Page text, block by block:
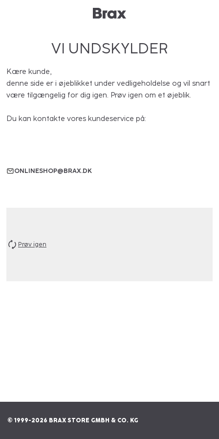
VI UNDSKYLDER
Kære kunde,
denne side er i øjeblikket under vedligeholdelse og vil snart
være tilgængelig for dig igen. Prøv igen om et øjeblik.
Du kan kontakte vores kundeservice på:
ONLINESHOP@BRAX.DK
Prøv igen
© 1999-2026 BRAX STORE GMBH & CO. KG